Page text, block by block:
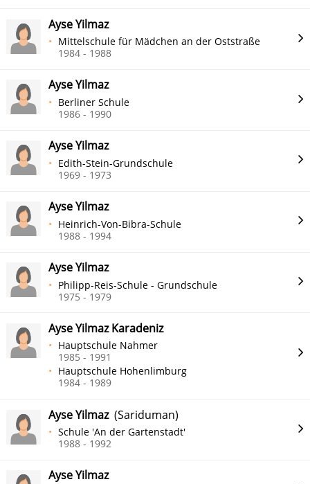
Ayse Yilmaz
Mittelschule für Mädchen an der Oststraße
1984 - 1988
Ayse Yilmaz
Berliner Schule
1986 - 1990
Ayse Yilmaz
Edith-Stein-Grundschule
1969 - 1973
Ayse Yilmaz
Heinrich-Von-Bibra-Schule
1988 - 1994
Ayse Yilmaz
Philipp-Reis-Schule - Grundschule
1975 - 1979
Ayse Yilmaz Karadeniz
Hauptschule Nahmer
1985 - 1991
Hauptschule Hohenlimburg
1984 - 1989
Ayse Yilmaz(Sariduman)
Schule 'An der Gartenstadt'
1988 - 1992
Ayse Yilmaz